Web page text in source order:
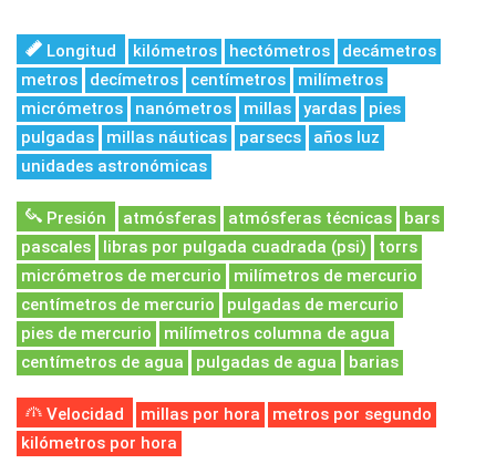
Longitud kilómetros hectómetros
decámetros
metros
decímetros centímetros
milímetros
micrómetros
nanómetros millas yardas
pies
pulgadas
millas náuticas parsecs
años luz
unidades astronómicas
Presión atmósferas atmósferas técnicas
bars
pascales
libras por pulgada cuadrada (psi)
torrs
micrómetros de mercurio
milímetros de mercurio
centímetros de mercurio
pulgadas de mercurio
pies de mercurio
milímetros columna de agua
centímetros de agua
pulgadas de agua barias
Velocidad millas por hora
metros por segundo
kilómetros por hora